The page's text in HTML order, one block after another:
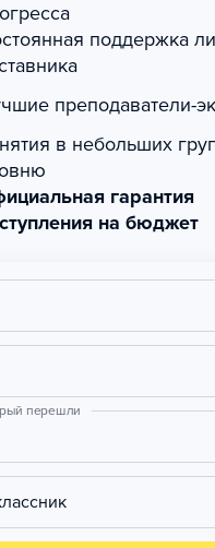
поддержка
преподаватели-
в небольших
гарантия
на бюджет
перешли